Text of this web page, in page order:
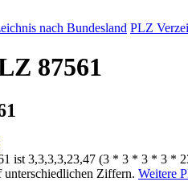
nach Bundesland PLZ
87561
ist 3,3,3,3,23,47 (3 * 3 * 3 * 3 *
unterschiedlichen Ziffern. Weitere